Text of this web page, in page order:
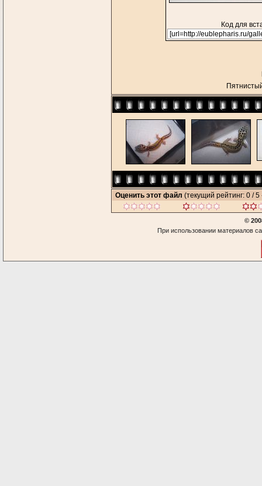
Код для
Оценить этот файл (текущий рейтинг: 0 / 5
©
При использовании материалов